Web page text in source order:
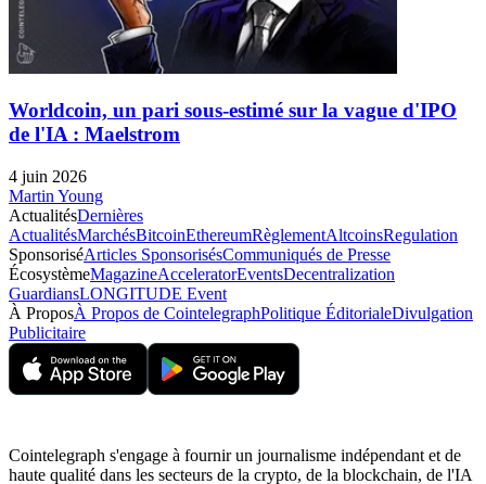
Worldcoin, un pari sous-estimé sur la vague d'IPO
de l'IA : Maelstrom
4 juin 2026
Martin Young
ActualitésDernières
ActualitésMarchésBitcoinEthereumRèglementAltcoinsRegulation
SponsoriséArticles SponsorisésCommuniqués de Presse
ÉcosystèmeMagazineAcceleratorEventsDecentralization
GuardiansLONGITUDE Event
À ProposÀ Propos de CointelegraphPolitique ÉditorialeDivulgation
Publicitaire
Cointelegraph s'engage à fournir un journalisme indépendant et de
haute qualité dans les secteurs de la crypto, de la blockchain, de l'IA